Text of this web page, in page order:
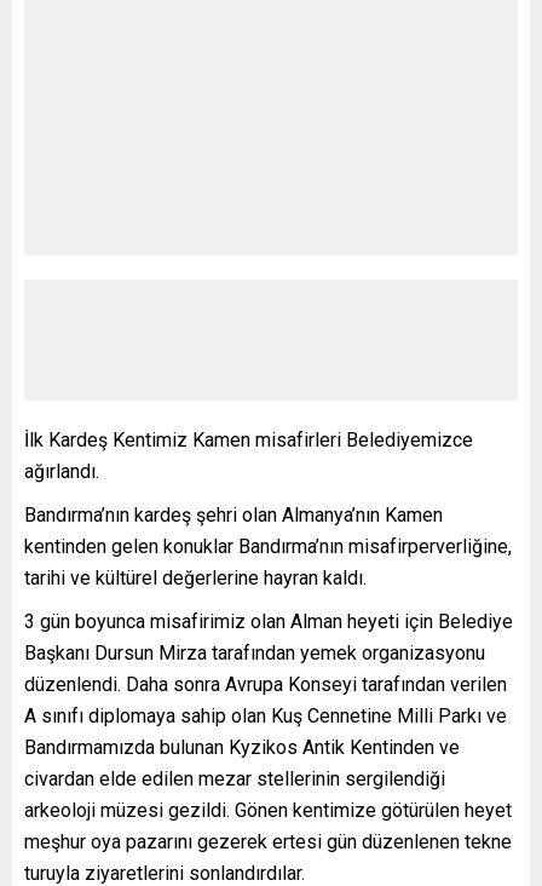
İlk Kardeş Kentimiz Kamen misafirleri Belediyemizce
ağırlandı.
Bandırma’nın kardeş şehri olan Almanya’nın Kamen
kentinden gelen konuklar Bandırma’nın misafirperverliğine,
tarihi ve kültürel değerlerine hayran kaldı.
3 gün boyunca misafirimiz olan Alman heyeti için Belediye
Başkanı Dursun Mirza tarafından yemek organizasyonu
düzenlendi. Daha sonra Avrupa Konseyi tarafından verilen
A sınıfı diplomaya sahip olan Kuş Cennetine Milli Parkı ve
Bandırmamızda bulunan Kyzikos Antik Kentinden ve
civardan elde edilen mezar stellerinin sergilendiği
arkeoloji müzesi gezildi. Gönen kentimize götürülen heyet
meşhur oya pazarını gezerek ertesi gün düzenlenen tekne
turuyla ziyaretlerini sonlandırdılar.